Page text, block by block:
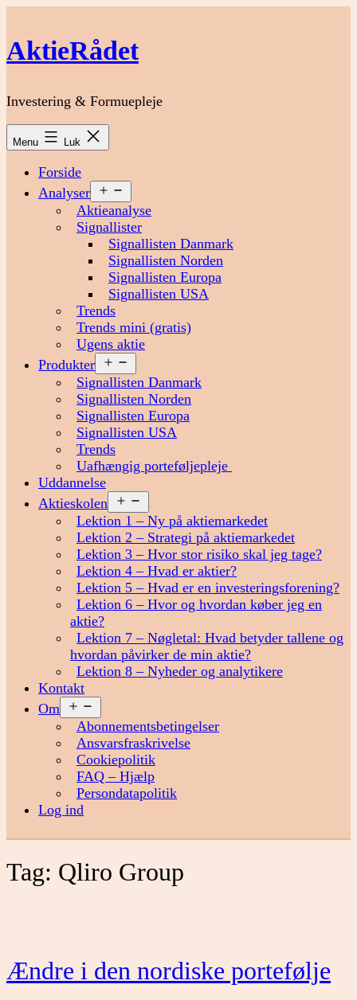
indhold
AktieRådet
Investering & Formuepleje
Menu Luk
Forside
Analyser
menu
Aktieanalyse
Signallister
Signallisten Danmark
Signallisten Norden
Signallisten Europa
Signallisten USA
Trends
Trends mini (gratis)
Ugens aktie
Produkter
menu
Signallisten Danmark
Signallisten Norden
Signallisten Europa
Signallisten USA
Trends
Uafhængig porteføljepleje
Uddannelse
Aktieskolen
menu
Lektion 1 – Ny på aktiemarkedet
Lektion 2 – Strategi på aktiemarkedet
Lektion 3 – Hvor stor risiko skal jeg tage?
Lektion 4 – Hvad er aktier?
Lektion 5 – Hvad er en investeringsforening?
Lektion 6 – Hvor og hvordan køber jeg en
aktie?
Lektion 7 – Nøgletal: Hvad betyder tallene og
hvordan påvirker de min aktie?
Lektion 8 – Nyheder og analytikere
Kontakt
Om
menu
Abonnementsbetingelser
Ansvarsfraskrivelse
Cookiepolitik
FAQ – Hjælp
Persondatapolitik
Log ind
Tag: Qliro Group
Ændre i den nordiske portefølje